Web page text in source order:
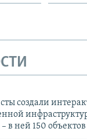
создали
в ней 150 объектов